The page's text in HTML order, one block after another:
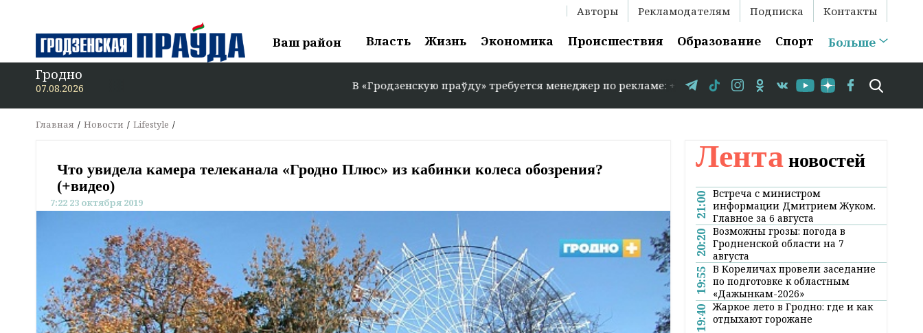
Авторы Рекламодателям Подписка Контакты
Ваш район Власть Жизнь Экономика Происшествия Образование Спорт Больше
Гродно
07.08.2026 В «Гродзенскую праўду» требуется менеджер по рекламе: +375 29 583-35-86 // В Гродно временно закрывается
Главная Новости Lifestyle
Что увидела камера телеканала «Гродно Плюс» из кабинки колеса обозрения?
(+видео)
7:22 23 октября 2019
Лента новостей
21:00 Встреча с министром
информации Дмитрием Жуком.
Главное за 6 августа
20:20 Возможны грозы: погода в
Гродненской области на 7
августа
19:55 В Кореличах провели заседание
по подготовке к областным
«Дажынкам-2026»
19:40 Жаркое лето в Гродно: где и как
отдыхают горожане